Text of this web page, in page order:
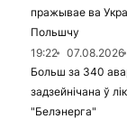
пражывае ва
Польшчу
19:22
07.08.2026
Больш за 340
задзейнічана ў
"Белэнерга"